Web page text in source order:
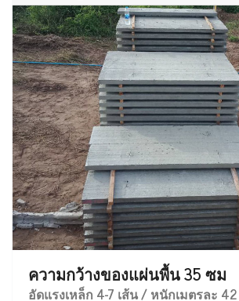
ความกว้างของแผ่นพื้น 35 ซม
อัดแรงเหล็ก 4-7 เส้น / หนักเมตรละ